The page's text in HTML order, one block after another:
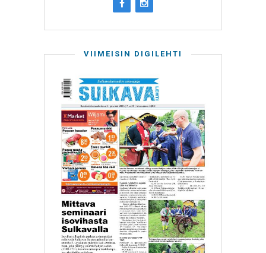
VIIMEISIN DIGILEHTI